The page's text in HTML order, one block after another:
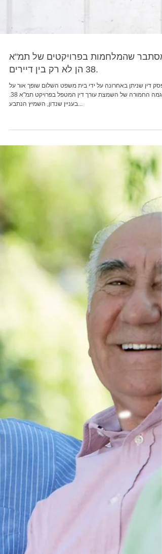
מסתבר שהמלחמות בפרויקטים של תמ"א
38 הן לא רק בין דיירים.
בעניין שנדון, השמיץ הנתבע...